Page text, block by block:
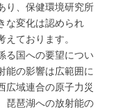
り、保健環境研究所
な変化は認められ
ております。
る国への要望につい
能の影響は広範囲に
広域連合の原子力災
琵琶湖への放射能の